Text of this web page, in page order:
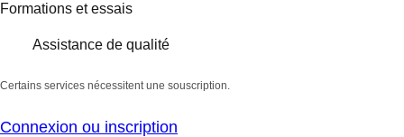
Formations et essais
Assistance de qualité
Certains services nécessitent une souscription.
Connexion ou inscription